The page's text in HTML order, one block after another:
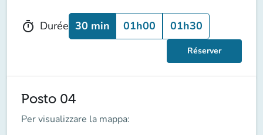
timer Durée 30 min 01h00 01h30
Réserver
Posto 04
Per visualizzare la mappa: